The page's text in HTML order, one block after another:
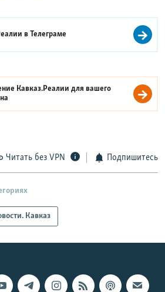
вТелеграме
Кавказ.Реалии для вашего
Читать без VPN Подпишитесь
Кавказ